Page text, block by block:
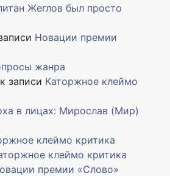
Жеглов был просто
Новации премии
жанра
к записи Каторжное клеймо
в лицах: Мирослав (Мир)
клеймо критика
клеймо критика
премии «Слово»